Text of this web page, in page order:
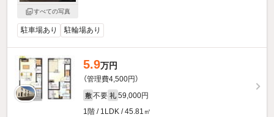
すべての写真
駐車場あり 駐輪場あり
5.9万円
（管理費4,500円）
敷 不要 礼 59,000円
1階 / 1LDK / 45.81㎡